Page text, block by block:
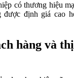
có thương hiệu
được định giá cao
hàng và